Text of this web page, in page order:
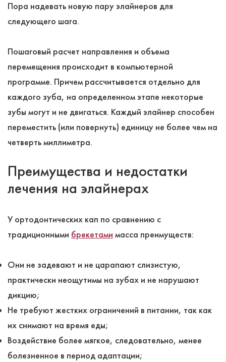
Пора надевать новую пару элайнеров для
следующего шага.
Пошаговый расчет направления и объема
перемещения происходит в компьютерной
программе. Причем рассчитывается отдельно для
каждого зуба, на определенном этапе некоторые
зубы могут и не двигаться. Каждый элайнер способен
переместить (или повернуть) единицу не более чем на
четверть миллиметра.
Преимущества и недостатки
лечения на элайнерах
У ортодонтических кап по сравнению с
традиционными брекетами масса преимуществ:
Они не задевают и не царапают слизистую,
практически неощутимы на зубах и не нарушают
дикцию;
Не требуют жестких ограничений в питании, так как
их снимают на время еды;
Воздействие более мягкое, следовательно, менее
болезненное в период адаптации;